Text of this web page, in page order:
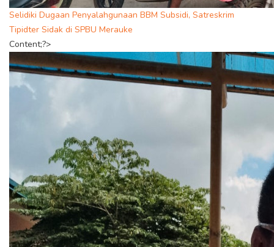
Selidiki Dugaan Penyalahgunaan BBM Subsidi, Satreskrim
Tipidter Sidak di SPBU Merauke
Content;?>